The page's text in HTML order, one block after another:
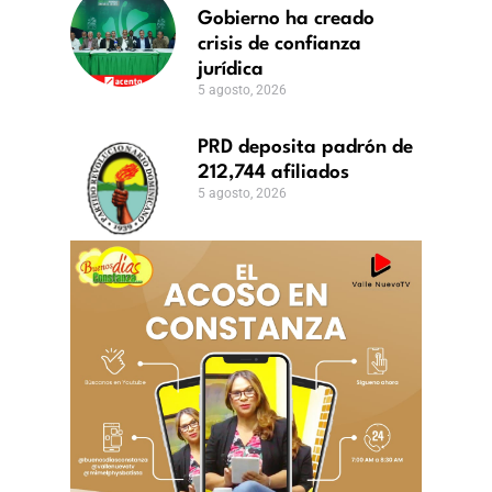
Gobierno ha creado
crisis de confianza
jurídica
5 agosto, 2026
PRD deposita padrón de
212,744 afiliados
5 agosto, 2026